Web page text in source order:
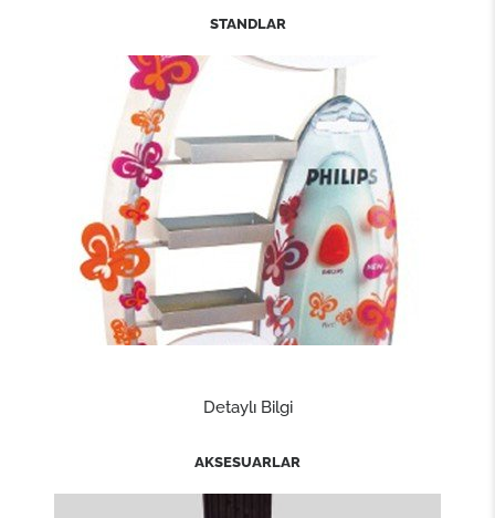
STANDLAR
Detaylı Bilgi
AKSESUARLAR